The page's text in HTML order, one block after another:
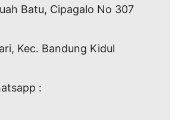
Batu, Cipagalo No 307
Kec. Bandung Kidul
: